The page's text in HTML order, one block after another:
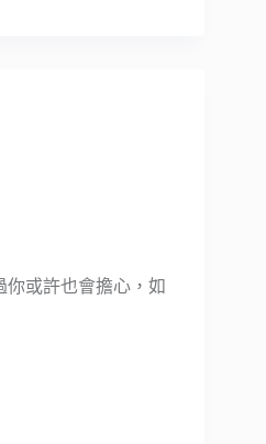
或許也會擔心，如